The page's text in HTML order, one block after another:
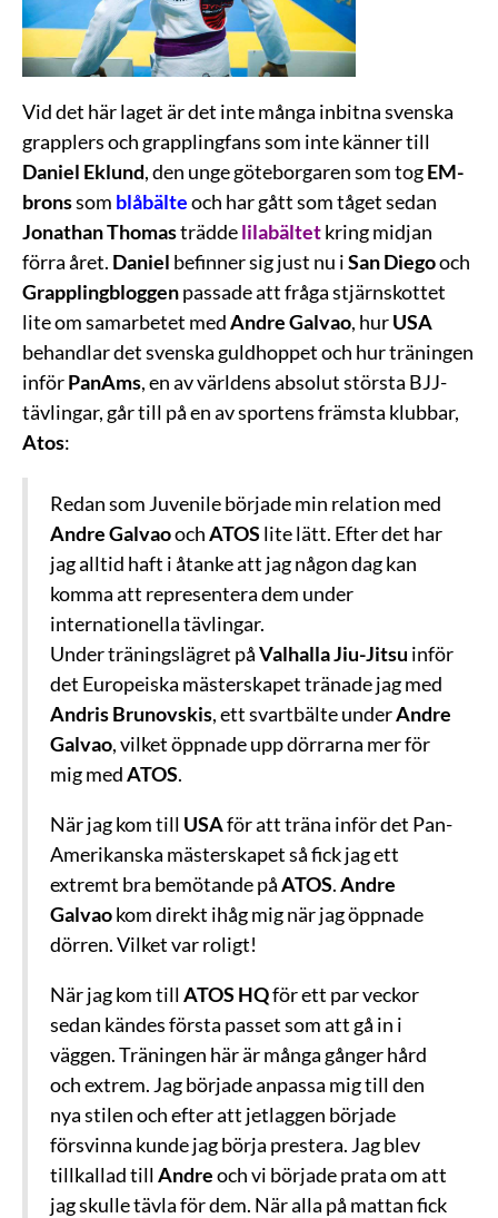
Vid det här laget är det inte många inbitna svenska
grapplers och grapplingfans som inte känner till
Daniel Eklund, den unge göteborgaren som togEM-
bronssom blåbälteoch har gått som tåget sedan
Jonathan Thomasträddelilabältetkring midjan
förra året. Daniel befinner sig just nu iSan Diegooch
Grapplingbloggenpassade att fråga stjärnskottet
lite om samarbetet medAndre Galvao, hurUSA
behandlar det svenska guldhoppet och hur träningen
införPanAms, en av världens absolut största BJJ-
tävlingar, går till på en av sportens främsta klubbar,
Atos:
Redan som Juvenile började min relation med
Andre GalvaoochATOS lite lätt. Efter det har
jag alltid haft i åtanke att jag någon dag kan
komma att representera dem under
internationella tävlingar.
Under träningslägret påValhalla Jiu-Jitsu inför
det Europeiska mästerskapet tränade jag med
Andris Brunovskis, ett svartbälte underAndre
Galvao, vilket öppnade upp dörrarna mer för
mig medATOS.
När jag kom till USAför att träna inför det Pan-
Amerikanska mästerskapet så fick jag ett
extremt bra bemötande påATOS.Andre
Galvaokom direkt ihåg mig när jag öppnade
dörren. Vilket var roligt!
När jag kom tillATOS HQför ett par veckor
sedan kändes första passet som att gå in i
väggen. Träningen här är många gånger hård
och extrem. Jag började anpassa mig till den
nya stilen och efter att jetlaggen började
försvinna kunde jag börja prestera. Jag blev
tillkallad tillAndreoch vi började prata om att
jag skulle tävla för dem. När alla på mattan fick